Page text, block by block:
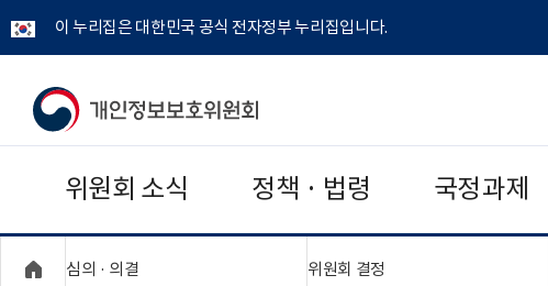
이 누리집은 대한민국 공식 전자정부 누리집입니다.
개
보
위원회 소식 정책 · 법령 국정과제
심의 · 의결 위원회 결정